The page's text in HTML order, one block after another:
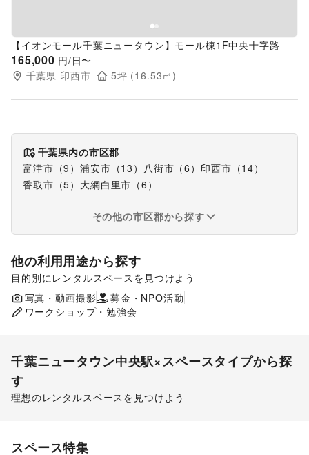
【イオンモール千葉ニュータウン】モール棟1F中央十字路
165,000 円/日〜
千葉県 印西市 5坪 (16.53㎡)
千葉県内の市区郡
富津市（9）浦安市（13） 八街市（6） 印西市（14）
香取市（5） 大網白里市（6）
その他の市区郡から探す
他の利用用途から探す
目的別にレンタルスペースを見つけよう
ポップアップストア
販促イベント 展示会・個展
写真・動画撮影
募金・NPO活動
ワークショップ・勉強会
千葉ニュータウン中央駅×スペースタイプから探
す
理想のレンタルスペースを見つけよう
スペース特集